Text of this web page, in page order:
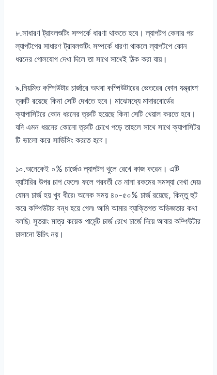
৮.সাধারণ ট্রাবলশুটিং সম্পর্কে ধারণা থাকতে হবে। ল্যাপটপ কেনার পর
ল্যাপটপের সাধারণ ট্রাবলশুটিং সম্পর্কে ধারণা থাকলে ল্যাপটপে কোন
ধরনের গোলযোগ দেখা দিলে তা সাথে সাথেই ঠিক করা যায়।
৯.নিয়মিত কম্পিউটার চার্জারে অথবা কম্পিউটারের ভেতরের কোন যন্ত্রাংশ
ত্রুটি রয়েছে কিনা সেটি দেখতে হবে। মাঝেমধ্যে মাদারবোর্ডের
ক্যাপাসিটরে কোন ধরনের ত্রুটি হয়েছে কিনা সেটি খেয়াল করতে হবে।
যদি এমন ধরনের কোনো ত্রুটি চোখে পড়ে তাহলে সাথে সাথে ক্যাপাসিটর
টি ভালো করে সার্ভিসিং করতে হবে।
১০.অনেকেই ০% চার্জেও ল্যাপটপ খুলে রেখে কাজ করেন। এটি
ব্যাটারির উপর চাপ ফেলে৷ ফলে পরবর্তী তে নানা রকমের সমস্যা দেখা দেয়৷
যেমন চার্জ হয় খুব ধীরে৷ অনেক সময় ৪০-৫০% চার্জ রয়েছে, কিন্তু হুট
করে কম্পিউটার বন্ধ হয়ে গেল৷ আমি আমার ব্যাক্তিগত অভিজ্ঞতার কথা
বলছি৷ সুতরাং মাত্র কয়েক পার্সেন্ট চার্জ রেখে চার্জে দিয়ে আবার কম্পিউটার
চালানো উচিৎ নয়।